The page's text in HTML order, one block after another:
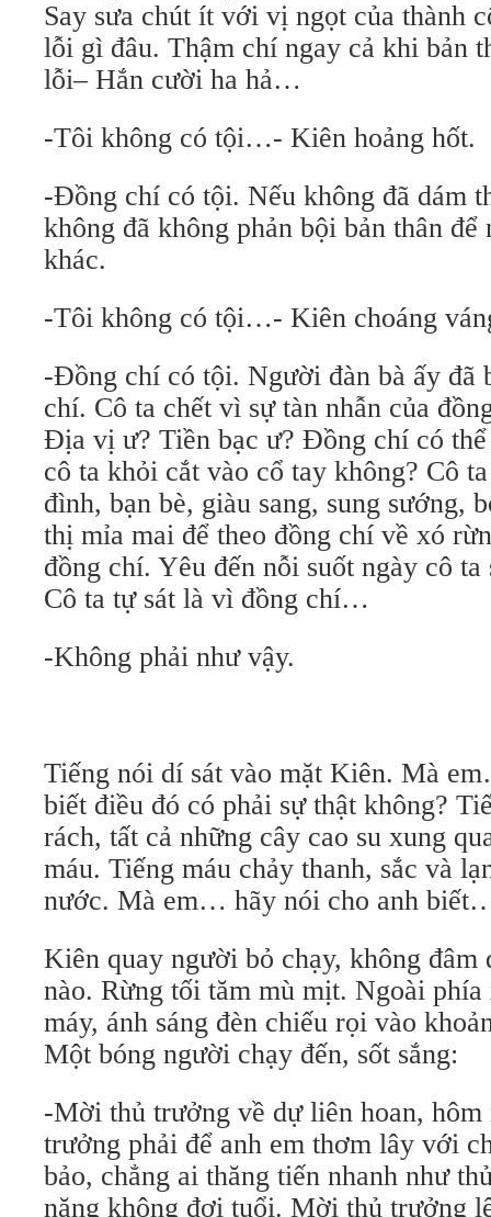
Say sưa chút ít với vị ngọt của thành
lỗi gì đâu. Thậm chí ngay cả khi bản
lỗi– Hắn cười ha hả…
-Tôi không có tội…- Kiên hoảng hốt.
-Đồng chí có tội. Nếu không đã dám
không đã không phản bội bản thân
khác.
-Tôi không có tội…- Kiên choáng
-Đồng chí có tội. Người đàn bà ấy đã
chí. Cô ta chết vì sự tàn nhẫn của
Địa vị ư? Tiền bạc ư? Đồng chí có thể
cô ta khỏi cắt vào cổ tay không? Cô
đình, bạn bè, giàu sang, sung sướng,
thị mỉa mai để theo đồng chí về xó
đồng chí. Yêu đến nỗi suốt ngày cô
Cô ta tự sát là vì đồng chí…
-Không phải như vậy.
Tiếng nói dí sát vào mặt Kiên. Mà
biết điều đó có phải sự thật không?
rách, tất cả những cây cao su xung
máu. Tiếng máu chảy thanh, sắc và
nước. Mà em… hãy nói cho anh
Kiên quay người bỏ chạy, không đâm
nào. Rừng tối tăm mù mịt. Ngoài
máy, ánh sáng đèn chiếu rọi vào
Một bóng người chạy đến, sốt sắng:
-Mời thủ trưởng về dự liên hoan, hôm
trưởng phải để anh em thơm lây với
bảo, chẳng ai thăng tiến nhanh như
năng không đợi tuổi. Mời thủ trưởng